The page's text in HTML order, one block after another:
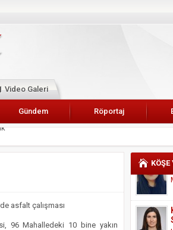
Video Galeri
Gündem Röportaj
Arslan
asfalt çalışması
96 Mahalledeki 10 bine yakın